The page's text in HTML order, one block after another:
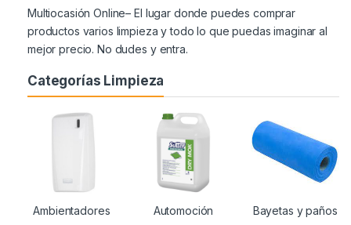
Multiocasión Online– El lugar donde puedes comprar
productos varios limpieza y todo lo que puedas imaginar al
mejor precio. No dudes y entra.
Categorías Limpieza
Ambientadores Automoción Bayetas y paños